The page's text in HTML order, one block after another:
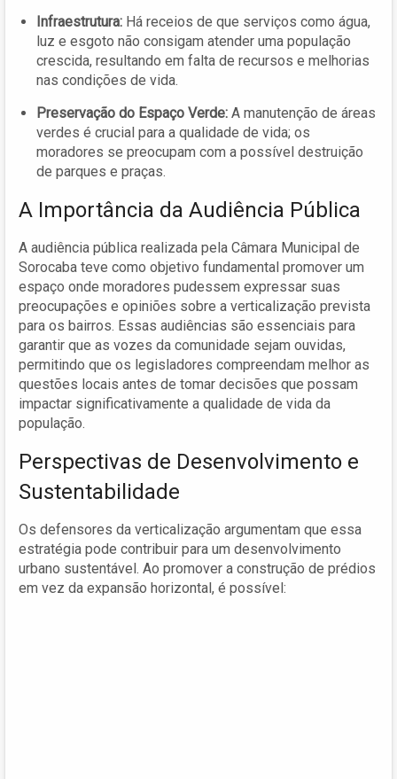
Infraestrutura: Há receios de que serviços como água,
luz e esgoto não consigam atender uma população
crescida, resultando em falta de recursos e melhorias
nas condições de vida.
Preservação do Espaço Verde: A manutenção de áreas
verdes é crucial para a qualidade de vida; os
moradores se preocupam com a possível destruição
de parques e praças.
A Importância da Audiência Pública
A audiência pública realizada pela Câmara Municipal de
Sorocaba teve como objetivo fundamental promover um
espaço onde moradores pudessem expressar suas
preocupações e opiniões sobre a verticalização prevista
para os bairros. Essas audiências são essenciais para
garantir que as vozes da comunidade sejam ouvidas,
permitindo que os legisladores compreendam melhor as
questões locais antes de tomar decisões que possam
impactar significativamente a qualidade de vida da
população.
Perspectivas de Desenvolvimento e
Sustentabilidade
Os defensores da verticalização argumentam que essa
estratégia pode contribuir para um desenvolvimento
urbano sustentável. Ao promover a construção de prédios
em vez da expansão horizontal, é possível: